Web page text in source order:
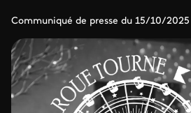
Communiqué de presse du 15/10/2025